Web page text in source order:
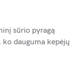
sūrio pyragą
dauguma kepėjų